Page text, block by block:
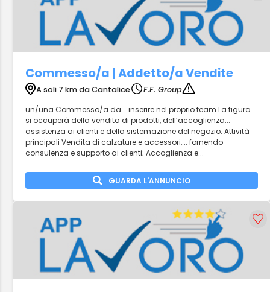
Commesso/a | Addetto/a Vendite
A soli 7 km da Cantalice
F.F. Group
un/una Commesso/a da... inserire nel proprio team.La figura
si occuperà della vendita di prodotti, dell’accoglienza...
assistenza ai clienti e della sistemazione del negozio. Attività
principali Vendita di calzature e accessori,... fornendo
consulenza e supporto ai clienti; Accoglienza e...
GUARDA L'ANNUNCIO